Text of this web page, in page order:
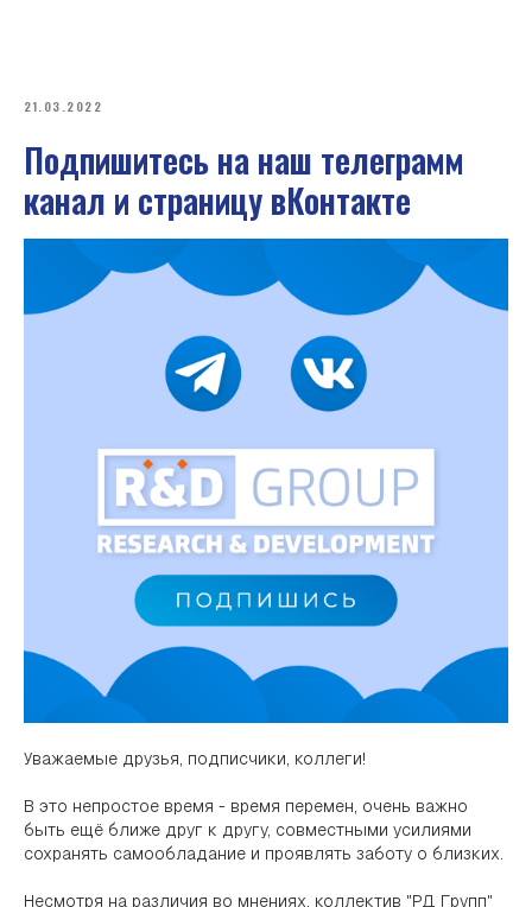
21.03.2022
Подпишитесь на наш телеграмм
канал и страницу вКонтакте
Уважаемые друзья, подписчики, коллеги!
В это непростое время - время перемен, очень важно
быть ещё ближе друг к другу, совместными усилиями
сохранять самообладание и проявлять заботу о близких.
Несмотря на различия во мнениях, коллектив "РД Групп"